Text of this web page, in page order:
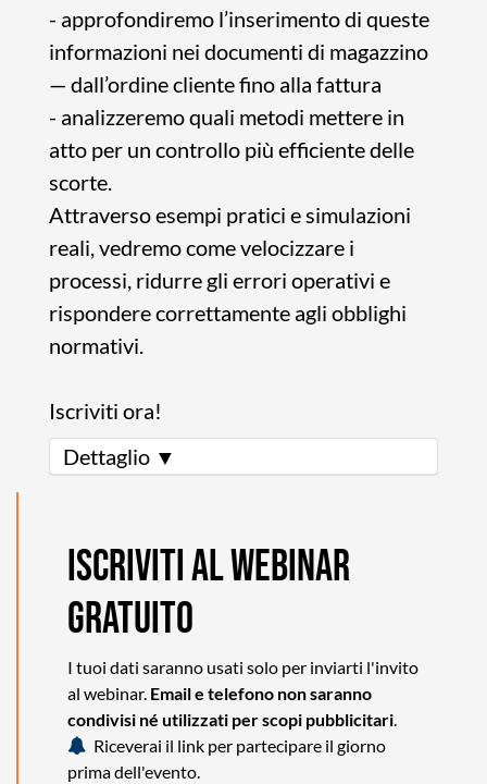
- approfondiremo l’inserimento di queste
informazioni nei documenti di magazzino
— dall’ordine cliente fino alla fattura
- analizzeremo quali metodi mettere in
atto per un controllo più efficiente delle
scorte.
Attraverso esempi pratici e simulazioni
reali, vedremo come velocizzare i
processi, ridurre gli errori operativi e
rispondere correttamente agli obblighi
normativi.
Iscriviti ora!
Dettaglio ▼
ISCRIVITI AL WEBINAR
GRATUITO
I tuoi dati saranno usati solo per inviarti l'invito
al webinar. Email e telefono non saranno
condivisi né utilizzati per scopi pubblicitari
Riceverai il link per partecipare il giorno
prima dell'evento.